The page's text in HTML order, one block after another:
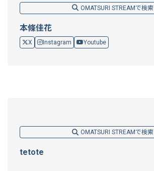
OMATSURI STREAMで検索
本條佳花
X Instagram Youtube
OMATSURI STREAMで検索
tetote